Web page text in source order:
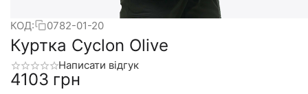
КОД: 0782-01-20
Куртка Cyclon Olive
Написати відгук
‍4103‍ грн